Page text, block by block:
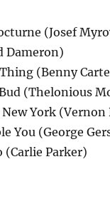
(Josef
Dameron)
(Benny
(Thelonious
York (Vernon
You (George
(Carlie Parker)